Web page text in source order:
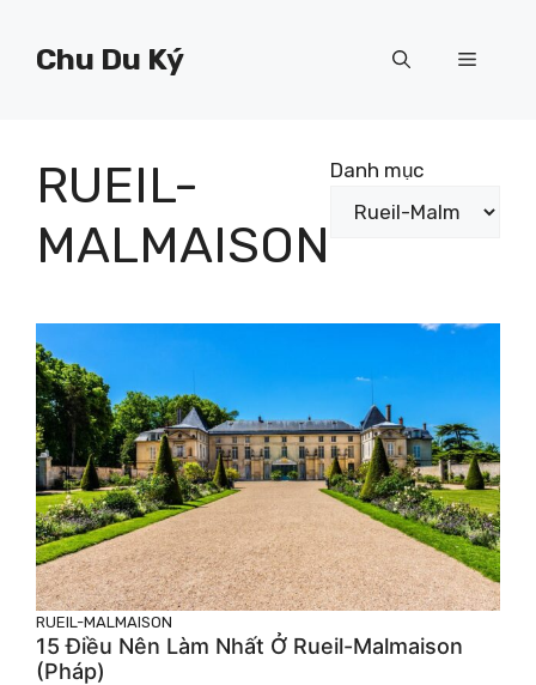
Chu Du Ký Menu
RUEIL-
MALMAISON
Danh mục
RUEIL-MALMAISON
15 Điều Nên Làm Nhất Ở Rueil-Malmaison
(Pháp)